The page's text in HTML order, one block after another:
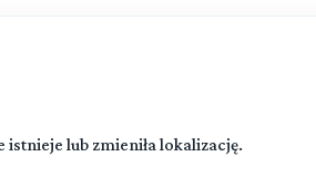
lub zmieniła lokalizację.